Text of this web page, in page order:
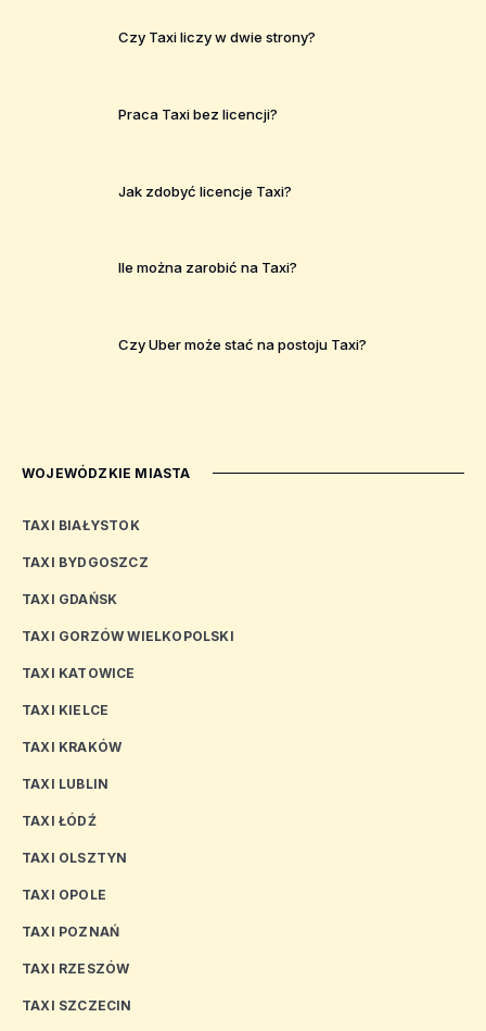
Czy Taxi liczy w dwie strony?
Praca Taxi bez licencji?
Jak zdobyć licencje Taxi?
Ile można zarobić na Taxi?
Czy Uber może stać na postoju Taxi?
WOJEWÓDZKIE MIASTA
TAXI BIAŁYSTOK
TAXI BYDGOSZCZ
TAXI GDAŃSK
TAXI GORZÓW WIELKOPOLSKI
TAXI KATOWICE
TAXI KIELCE
TAXI KRAKÓW
TAXI LUBLIN
TAXI ŁÓDŹ
TAXI OLSZTYN
TAXI OPOLE
TAXI POZNAŃ
TAXI RZESZÓW
TAXI SZCZECIN